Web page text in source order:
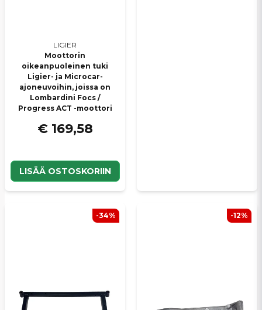
LIGIER
Moottorin
oikeanpuoleinen tuki
Ligier- ja Microcar-
ajoneuvoihin, joissa on
Lombardini Focs /
Progress ACT -moottori
€ 169,58
LISÄÄ OSTOSKORIIN
-34% -12%